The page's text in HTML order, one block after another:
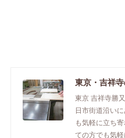
東京 吉祥寺勝
日市街道沿い
も気軽に立ち
ての方でも気